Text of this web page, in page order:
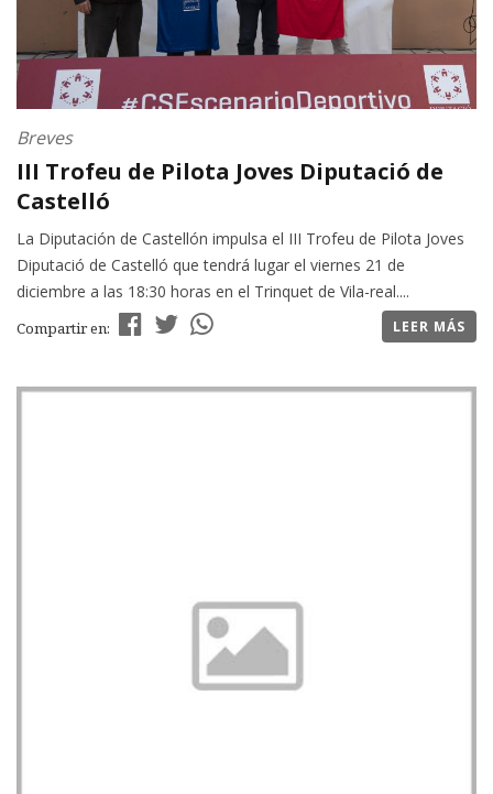
Breves
III Trofeu de Pilota Joves Diputació de
Castelló
La Diputación de Castellón impulsa el III Trofeu de Pilota Joves
Diputació de Castelló que tendrá lugar el viernes 21 de
diciembre a las 18:30 horas en el Trinquet de Vila-real....
Compartir en: LEER MÁS